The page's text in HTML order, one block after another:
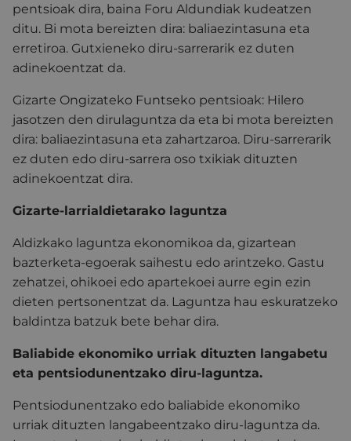
pentsioak dira, baina Foru Aldundiak kudeatzen
ditu. Bi mota bereizten dira: baliaezintasuna eta
erretiroa. Gutxieneko diru-sarrerarik ez duten
adinekoentzat da.
Gizarte Ongizateko Funtseko pentsioak: Hilero
jasotzen den dirulaguntza da eta bi mota bereizten
dira: baliaezintasuna eta zahartzaroa. Diru-sarrerarik
ez duten edo diru-sarrera oso txikiak dituzten
adinekoentzat dira.
Gizarte-larrialdietarako laguntza
Aldizkako laguntza ekonomikoa da, gizartean
bazterketa-egoerak saihestu edo arintzeko. Gastu
zehatzei, ohikoei edo apartekoei aurre egin ezin
dieten pertsonentzat da. Laguntza hau eskuratzeko
baldintza batzuk bete behar dira.
Baliabide ekonomiko urriak dituzten langabetu
eta pentsiodunentzako diru-laguntza.
Pentsiodunentzako edo baliabide ekonomiko
urriak dituzten langabeentzako diru-laguntza da.